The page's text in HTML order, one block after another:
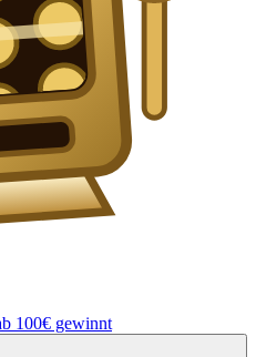
100€ gewinnt